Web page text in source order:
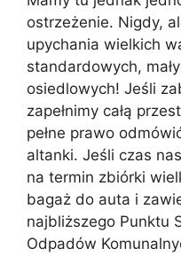
ostrzeżenie. Nigdy,
upychania wielkich
standardowych,
osiedlowych! Jeśli
zapełnimy całą
pełne prawo
altanki. Jeśli czas
na termin zbiórki
bagaż do auta i
najbliższego Punktu
Odpadów